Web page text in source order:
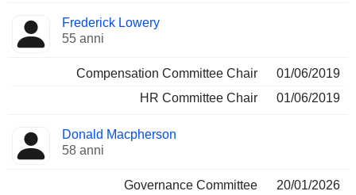
Frederick Lowery
55 anni
Compensation Committee Chair
01/06/2019
HR Committee Chair
01/06/2019
Donald Macpherson
58 anni
Governance Committee
20/01/2026